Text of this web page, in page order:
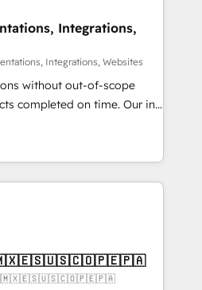
revenue efficiency. 🔹
with your tech stack
configurations. We are
security and compliance. At
teams focus on the
Integrations,
Integrations, Websites
without out-of-scope
on time. Our in-
architects, experts,
marketers handles all
✨
from 15+ different CRMs
pages ✨ CS: Clients
& +751% new visitors for a
✨ CS: 415% conversion